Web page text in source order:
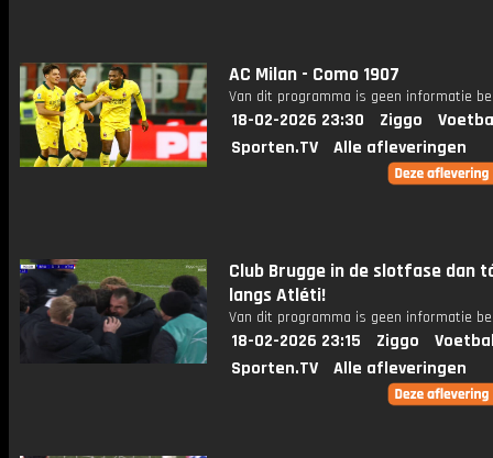
AC Milan - Como 1907
Van dit programma is geen informatie
18-02-2026 23:30 Ziggo
Sporten.TV
Alle afleveringen
Club Brugge in de slotfase dan
langs Atléti!
Van dit programma is geen informatie
18-02-2026 23:15 Ziggo
Sporten.TV
Alle afleveringen